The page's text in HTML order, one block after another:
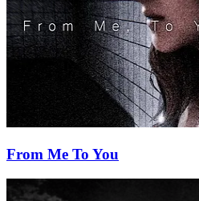
From Me To You